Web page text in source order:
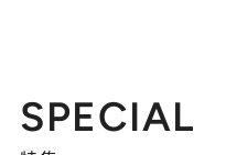
SPECIAL